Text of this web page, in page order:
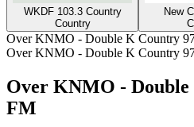
WKDF 103.3 Country
Country
New
Over KNMO - Double K Country
Over KNMO - Double K Country
Over KNMO -
FM